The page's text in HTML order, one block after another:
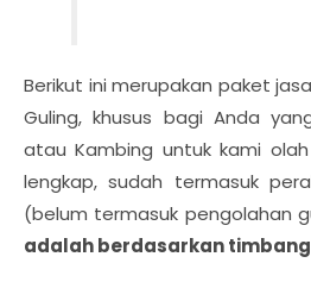
Berikut ini merupakan paket
Guling, khusus bagi Anda
atau Kambing untuk kami
lengkap, sudah termasuk
(belum termasuk pengolahan
adalah berdasarkan